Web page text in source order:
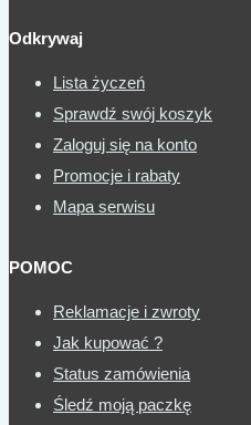
Odkrywaj
Lista życzeń
Sprawdź swój koszyk
Zaloguj się na konto
Promocje i rabaty
Mapa serwisu
POMOC
Reklamacje i zwroty
Jak kupować ?
Status zamówienia
Śledź moją paczkę